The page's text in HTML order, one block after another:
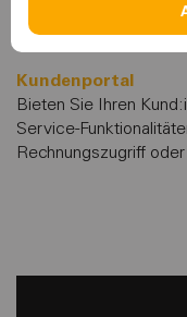
Kundenportal
Bieten Sie Ihren
Service-
Rechnungszugriff